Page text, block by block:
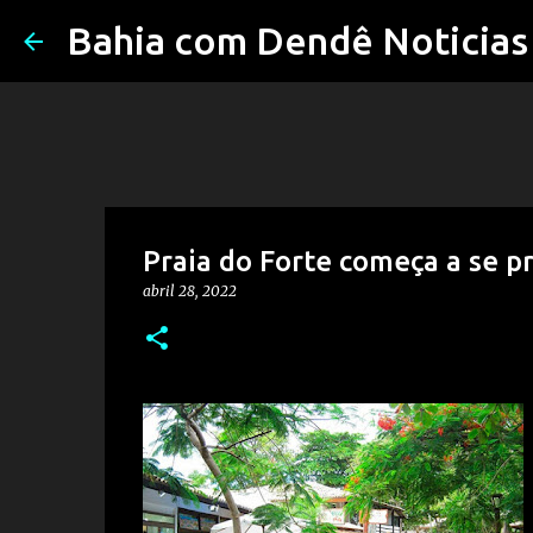
Bahia com Dendê Noticias
Praia do Forte começa a se
abril 28, 2022